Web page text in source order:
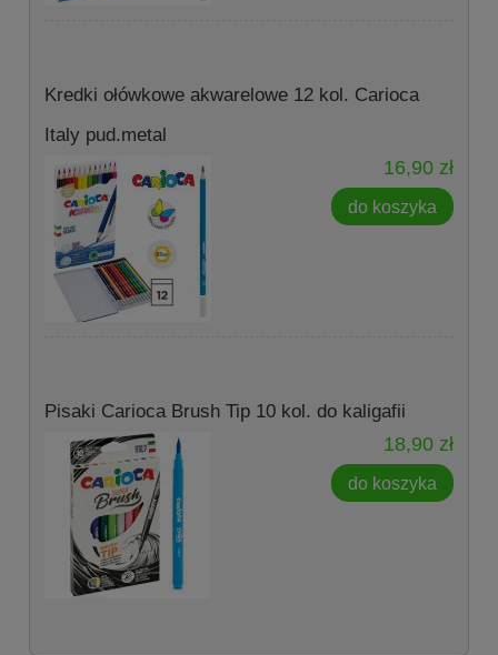
Kredki ołówkowe akwarelowe 12 kol. Carioca
Italy pud.metal
16,90 zł
do koszyka
Pisaki Carioca Brush Tip 10 kol. do kaligafii
18,90 zł
do koszyka